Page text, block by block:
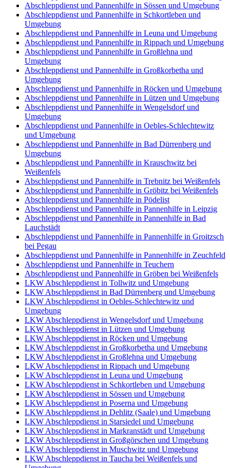
Abschleppdienst und Pannenhilfe in Sössen und Umgebung
Abschleppdienst und Pannenhilfe in Schkortleben und
Umgebung
Abschleppdienst und Pannenhilfe in Leuna und Umgebung
Abschleppdienst und Pannenhilfe in Rippach und Umgebung
Abschleppdienst und Pannenhilfe in Großlehna und
Umgebung
Abschleppdienst und Pannenhilfe in Großkorbetha und
Umgebung
Abschleppdienst und Pannenhilfe in Röcken und Umgebung
Abschleppdienst und Pannenhilfe in Lützen und Umgebung
Abschleppdienst und Pannenhilfe in Wengelsdorf und
Umgebung
Abschleppdienst und Pannenhilfe in Oebles-Schlechtewitz
und Umgebung
Abschleppdienst und Pannenhilfe in Bad Dürrenberg und
Umgebung
Abschleppdienst und Pannenhilfe in Krauschwitz bei
Weißenfels
Abschleppdienst und Pannenhilfe in Trebnitz bei Weißenfels
Abschleppdienst und Pannenhilfe in Gröbitz bei Weißenfels
Abschleppdienst und Pannenhilfe in Pödelist
Abschleppdienst und Pannenhilfe in Pannenhilfe in Leipzig
Abschleppdienst und Pannenhilfe in Pannenhilfe in Bad
Lauchstädt
Abschleppdienst und Pannenhilfe in Pannenhilfe in Groitzsch
bei Pegau
Abschleppdienst und Pannenhilfe in Pannenhilfe in Zeuchfeld
Abschleppdienst und Pannenhilfe in Teuchern
Abschleppdienst und Pannenhilfe in Gröben bei Weißenfels
LKW Abschleppdienst in Tollwitz und Umgebung
LKW Abschleppdienst in Bad Dürrenberg und Umgebung
LKW Abschleppdienst in Oebles-Schlechtewitz und
Umgebung
LKW Abschleppdienst in Wengelsdorf und Umgebung
LKW Abschleppdienst in Lützen und Umgebung
LKW Abschleppdienst in Röcken und Umgebung
LKW Abschleppdienst in Großkorbetha und Umgebung
LKW Abschleppdienst in Großlehna und Umgebung
LKW Abschleppdienst in Rippach und Umgebung
LKW Abschleppdienst in Leuna und Umgebung
LKW Abschleppdienst in Schkortleben und Umgebung
LKW Abschleppdienst in Sössen und Umgebung
LKW Abschleppdienst in Poserna und Umgebung
LKW Abschleppdienst in Dehlitz (Saale) und Umgebung
LKW Abschleppdienst in Starsiedel und Umgebung
LKW Abschleppdienst in Markranstädt und Umgebung
LKW Abschleppdienst in Großgörschen und Umgebung
LKW Abschleppdienst in Muschwitz und Umgebung
LKW Abschleppdienst in Taucha bei Weißenfels und